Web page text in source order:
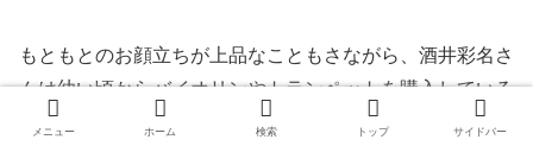
もともとのお顔立ちが上品なこともさながら、酒井彩名さ
んは幼い頃からバイオリンやトランペットを購入している
という情報から、やはりある程度のお金持ちの家というこ
メニュー ホーム 検索 トップ サイドバー